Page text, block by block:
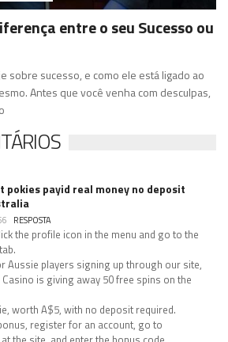
entre o seu Sucesso ou
sobre sucesso, e como ele está ligado ao
Antes que você venha com desculpas,
pokies payid real money no deposit
RESPOSTA
the profile icon in the menu and go to the
Aussie players signing up through our site,
Casino is giving away 50 free spins on the
worth A$5, with no deposit required.
register for an account, go to